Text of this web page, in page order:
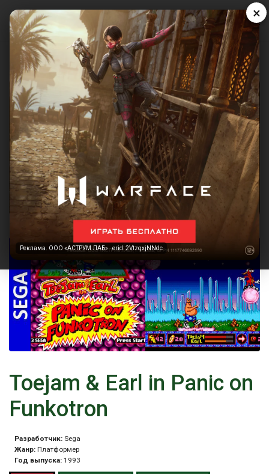
×
Реклама. ООО «АСТРУМ ЛАБ» · erid: 2VtzqxjNNdc
Реклама. ООО «АСТРУМ ЛАБ» · erid: 2VtzqxjNNdc
Toejam & Earl in Panic on
Funkotron
Разработчик: Sega
Жанр: Платформер
Год выпуска: 1993